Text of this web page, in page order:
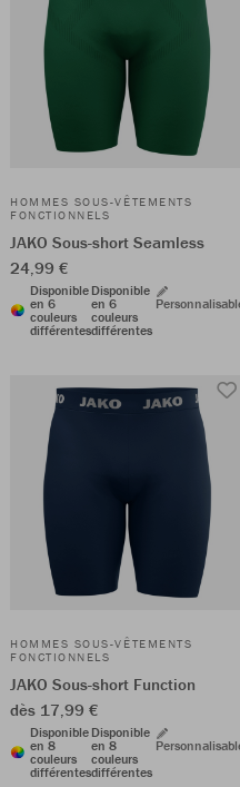
HOMMES SOUS-VÊTEMENTS
FONCTIONNELS
JAKO Sous-short Seamless
24,99 €
Disponible
en 6
couleurs
différentes
Disponible
en 6
couleurs
différentes
HOMMES SOUS-VÊTEMENTS
FONCTIONNELS
JAKO Sous-short Function
dès 17,99 €
Disponible
en 8
couleurs
différentes
Disponible
en 8
couleurs
différentes